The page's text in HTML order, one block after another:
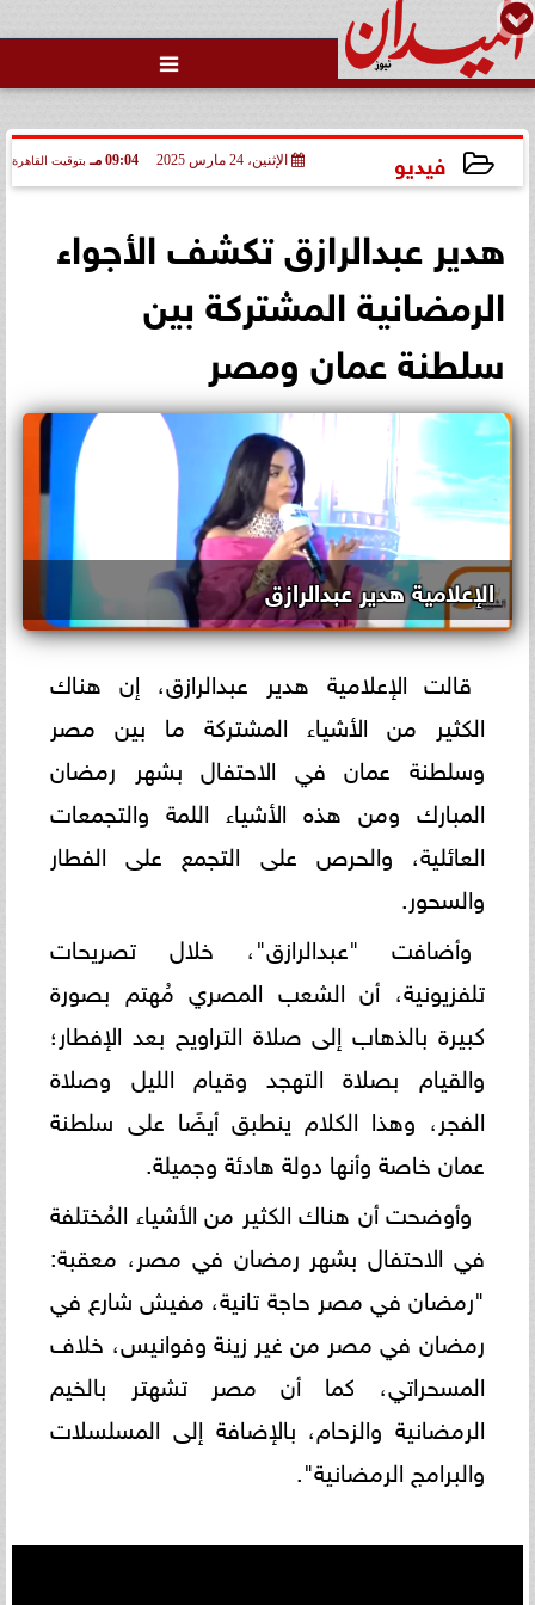

فيديو الإثنين، 24 مارس 2025 09:04 مـ بتوقيت القاهرة
هدير عبدالرازق تكشف الأجواء
الرمضانية المشتركة بين
سلطنة عمان ومصر
الإعلامية هدير عبدالرازق
قالت الإعلامية هدير عبدالرازق، إن هناك
الكثير من الأشياء المشتركة ما بين مصر
وسلطنة عمان في الاحتفال بشهر رمضان
المبارك ومن هذه الأشياء اللمة والتجمعات
العائلية، والحرص على التجمع على الفطار
والسحور.
وأضافت "عبدالرازق"، خلال تصريحات
تلفزيونية، أن الشعب المصري مُهتم بصورة
كبيرة بالذهاب إلى صلاة التراويح بعد الإفطار؛
والقيام بصلاة التهجد وقيام الليل وصلاة
الفجر، وهذا الكلام ينطبق أيضًا على سلطنة
عمان خاصة وأنها دولة هادئة وجميلة.
وأوضحت أن هناك الكثير من الأشياء المُختلفة
في الاحتفال بشهر رمضان في مصر، معقبة:
"رمضان في مصر حاجة تانية، مفيش شارع في
رمضان في مصر من غير زينة وفوانيس، خلاف
المسحراتي، كما أن مصر تشهتر بالخيم
الرمضانية والزحام، بالإضافة إلى المسلسلات
والبرامج الرمضانية".